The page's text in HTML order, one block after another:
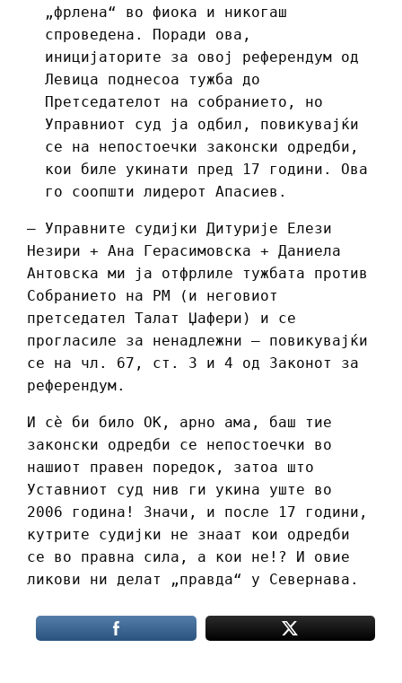
„фрлена“ во фиока и никогаш
спроведена. Поради ова,
иницијаторите за овој референдум од
Левица поднесоа тужба до
Претседателот на собранието, но
Управниот суд ја одбил, повикувајќи
се на непостоечки законски одредби,
кои биле укинати пред 17 години. Ова
го соопшти лидерот Апасиев.
– Управните судијки Дитурије Елези
Незири + Ана Герасимовска + Даниела
Антовска ми ја отфрлиле тужбата против
Собранието на РМ (и неговиот
претседател Талат Џафери) и се
прогласиле за ненадлежни – повикувајќи
се на чл. 67, ст. 3 и 4 од Законот за
референдум.
И сè би било ОК, арно ама, баш тие
законски одредби се непостоечки во
нашиот правен поредок, затоа што
Уставниот суд нив ги укина уште во
2006 година! Значи, и после 17 години,
кутрите судијки не знаат кои одредби
се во правна сила, а кои не!? И овие
ликови ни делат „правда“ у Севернава.